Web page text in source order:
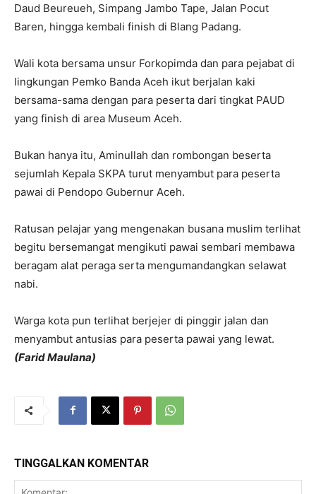
Daud Beureueh, Simpang Jambo Tape, Jalan Pocut
Baren, hingga kembali finish di Blang Padang.
Wali kota bersama unsur Forkopimda dan para pejabat di
lingkungan Pemko Banda Aceh ikut berjalan kaki
bersama-sama dengan para peserta dari tingkat PAUD
yang finish di area Museum Aceh.
Bukan hanya itu, Aminullah dan rombongan beserta
sejumlah Kepala SKPA turut menyambut para peserta
pawai di Pendopo Gubernur Aceh.
Ratusan pelajar yang mengenakan busana muslim terlihat
begitu bersemangat mengikuti pawai sembari membawa
beragam alat peraga serta mengumandangkan selawat
nabi.
Warga kota pun terlihat berjejer di pinggir jalan dan
menyambut antusias para peserta pawai yang lewat.
(Farid Maulana)
TINGGALKAN KOMENTAR